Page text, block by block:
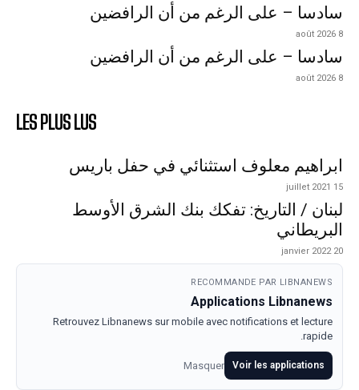
سادسا – على الرغم من أن الرافضين
8 août 2026
سادسا – على الرغم من أن الرافضين
8 août 2026
LES PLUS LUS
ابراهيم معلوف استثنائي في حفل باريس
15 juillet 2021
لبنان / التاريخ: تفكك بنك الشرق الأوسط
البريطاني
20 janvier 2022
RECOMMANDE PAR LIBNANEWS
Applications Libnanews
Retrouvez Libnanews sur mobile avec notifications et lecture
rapide.
Voir les applications
Masquer